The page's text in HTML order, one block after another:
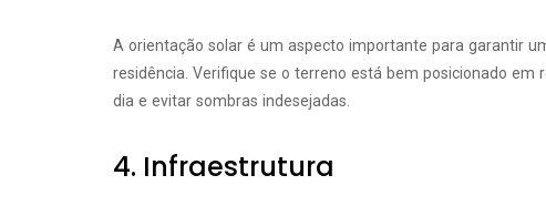
A orientação solar é um aspecto importante para garantir
residência. Verifique se o terreno está bem posicionado
dia e evitar sombras indesejadas.
4. Infraestrutura